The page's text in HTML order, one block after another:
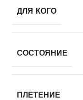
ДЛЯ КОГО
СОСТОЯНИЕ
ПЛЕТЕНИЕ